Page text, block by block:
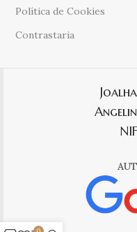
Política de Cookies
Contrastaria